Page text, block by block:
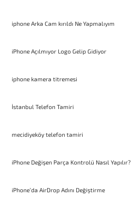
iphone Arka Cam kırıldı Ne Yapmalıyım
iPhone Açılmıyor Logo Gelip Gidiyor
iphone kamera titremesi
İstanbul Telefon Tamiri
mecidiyeköy telefon tamiri
iPhone Değişen Parça Kontrolü Nasıl Yapılır?
iPhone’da AirDrop Adını Değiştirme